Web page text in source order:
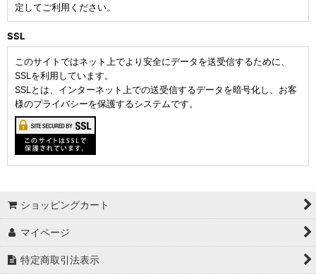
定してご利用ください。
SSL
このサイトではネット上でより安全にデータを送受信するために、
SSLを利用しています。
SSLとは、インターネット上での送受信するデータを暗号化し、お客
様のプライバシーを保護するシステムです。
ショッピングカート
マイページ
特定商取引法表示